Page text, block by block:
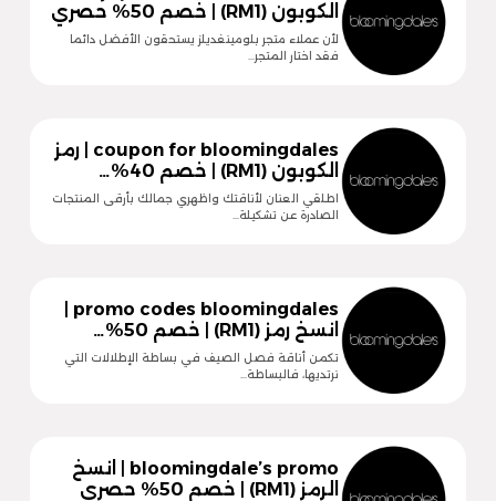
الكوبون (RM1) | خصم 50% حصري
لأن عملاء متجر بلومينغديلز يستحقون الأفضل دائما
فقد اختار المتجر…
coupon for bloomingdales | رمز
الكوبون (RM1) | خصم 40%…
اطلقي العنان لأناقتك واظهري جمالك بأرقى المنتجات
الصادرة عن تشكيلة…
انسخ رمز (RM1) | خصم 50%…
تكمن أناقة فصل الصيف في بساطة الإطلالات التي
نرتديها، فالبساطة…
bloomingdale’s promo | انسخ
الرمز (RM1) | خصم 50% حصري